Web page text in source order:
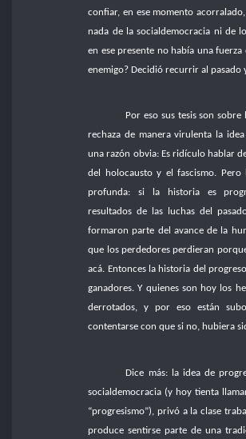
confiar, en ese momento
nada de la socialdemocracia ni de
en ese presente no había una fuerza
enemigo? Decidió recurrir al pasado
Por eso sus tesis son
rechaza de manera virulenta la
una razón obvia: Es ridículo hablar
del holocausto y el fascismo. Pero
profunda: si la historia es
resultados de las luchas del
formaron parte del avance de la
que los perdedores perdieran
acá. Entonces la historia del
ganadores. Y quienes son hoy los
derrotados, y por eso están
contentarse con que si no, hubiera
Dice más: la idea de
socialdemocracia (y hoy tienta
“progresismo”), privó a la clase
produce sentirse parte de una